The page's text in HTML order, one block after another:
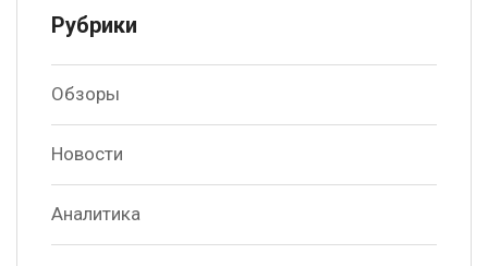
Рубрики
Обзоры
Новости
Аналитика